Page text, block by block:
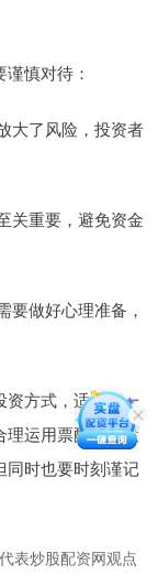
慎对待：
大了风险，投资者
关重要，避免资金
要做好心理准备，
资方式，适合有一
理运用票配资，投
同时也要时刻谨记
表炒股配资网观点